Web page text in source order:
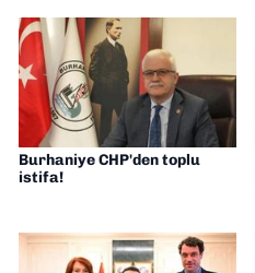
Burhaniye CHP'den toplu
istifa!